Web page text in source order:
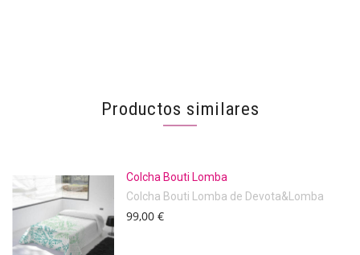
Productos similares
Colcha Bouti Lomba
Colcha Bouti Lomba de Devota&Lomba
99,00 €